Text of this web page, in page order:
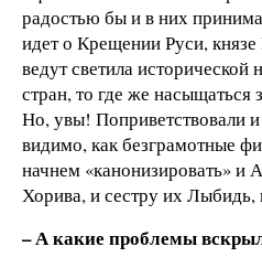
радостью бы и в них
идет о Крещении Руси,
ведут светила исторической
стран, то где же насыщаться
Но, увы! Поприветствовали
видимо, как безграмотные
начнем «канонизировать» и
Хорива, и сестру их Лыбидь,
– А какие проблемы